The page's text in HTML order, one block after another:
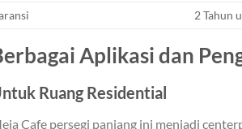
2 Tahun
Aplikasi dan
Ruang Residential
Cafe persegi panjang ini menjadi